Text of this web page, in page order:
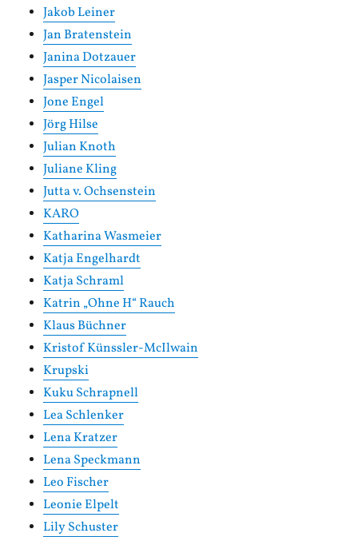
Jakob Leiner
Jan Bratenstein
Janina Dotzauer
Jasper Nicolaisen
Jone Engel
Jörg Hilse
Julian Knoth
Juliane Kling
Jutta v. Ochsenstein
KARO
Katharina Wasmeier
Katja Engelhardt
Katja Schraml
Katrin „Ohne H“ Rauch
Klaus Büchner
Kristof Künssler-McIlwain
Krupski
Kuku Schrapnell
Lea Schlenker
Lena Kratzer
Lena Speckmann
Leo Fischer
Leonie Elpelt
Lily Schuster